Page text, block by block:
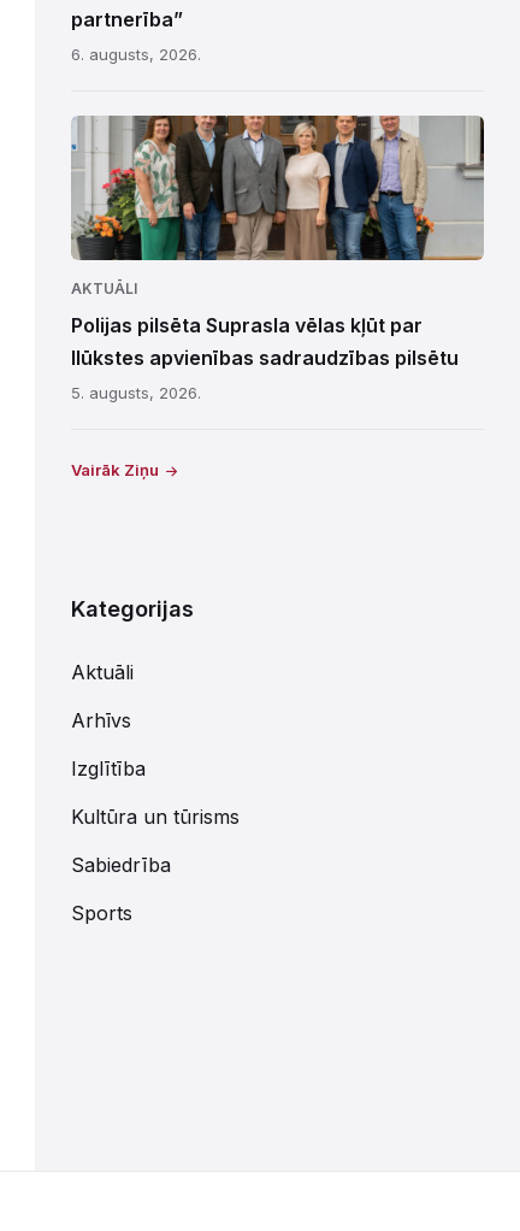
partnerība”
6. augusts, 2026.
AKTUĀLI
Polijas pilsēta Suprasla vēlas kļūt par
Ilūkstes apvienības sadraudzības pilsētu
5. augusts, 2026.
Vairāk Ziņu
Kategorijas
Aktuāli
Arhīvs
Izglītība
Kultūra un tūrisms
Sabiedrība
Sports